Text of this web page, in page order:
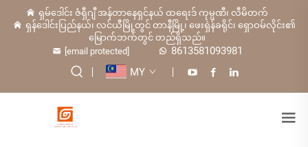
ရှမ်ဒေါင်း ဇံရှီဂျီ အန်တာနေရှင်နယ် ထရေးဒ် ကုမ္ပဏီ၊ လီမိတက်
ရှန်ဒေါင်းပြည်နယ်၊ လင်ယီမြို့တွင် တာနီမြို့၊ ဖေးရှဲန်ခရိုင်၊ ရှောဝမ်လိုင်း၏
မြောက်ဘက်တွင် တည်ရှိသည်။
[email protected]
8613581093981
MY